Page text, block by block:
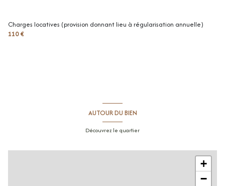
Charges locatives (provision donnant lieu à régularisation annuelle)
110 €
AUTOUR DU BIEN
Découvrez le quartier
+
−